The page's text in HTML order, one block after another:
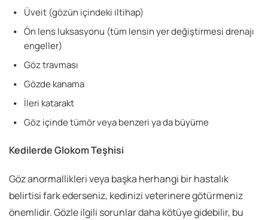
Üveit (gözün içindeki iltihap)
Ön lens luksasyonu (tüm lensin yer değiştirmesi drenajı
engeller)
Göz travması
Gözde kanama
İleri katarakt
Göz içinde tümör veya benzeri ya da büyüme
Kedilerde Glokom Teşhisi
Göz anormallikleri veya başka herhangi bir hastalık
belirtisi fark ederseniz, kedinizi veterinere götürmeniz
önemlidir. Gözle ilgili sorunlar daha kötüye gidebilir, bu